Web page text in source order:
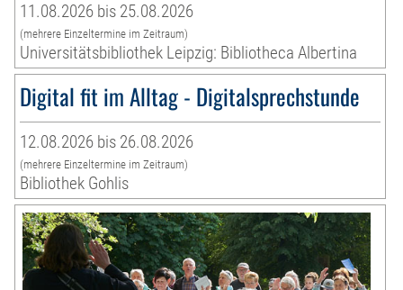
11.08.2026 bis 25.08.2026
(mehrere Einzeltermine im Zeitraum)
Universitätsbibliothek Leipzig: Bibliotheca Albertina
Digital fit im Alltag - Digitalsprechstunde
12.08.2026 bis 26.08.2026
(mehrere Einzeltermine im Zeitraum)
Bibliothek Gohlis